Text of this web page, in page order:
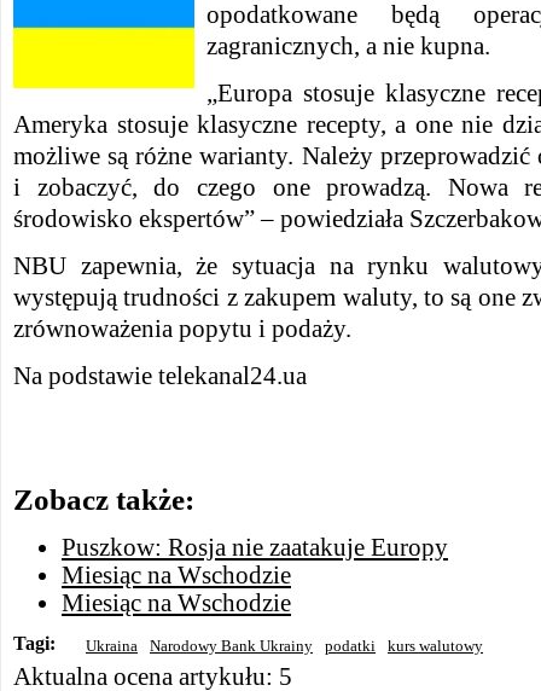
opodatkowane będą
zagranicznych, a nie kupna.
„Europa stosuje klasyczne
Ameryka stosuje klasyczne recepty, a one nie
możliwe są różne warianty. Należy
i zobaczyć, do czego one prowadzą. Nowa
środowisko ekspertów” – powiedziała
NBU zapewnia, że sytuacja na rynku
występują trudności z zakupem waluty, to są one
zrównoważenia popytu i podaży.
Na podstawie telekanal24.ua
Zobacz także:
Puszkow: Rosja nie zaatakuje Europy
Miesiąc na Wschodzie
Miesiąc na Wschodzie
Tagi: Ukraina Narodowy Bank Ukrainy podatki kurs walutowy
Aktualna ocena artykułu: 5